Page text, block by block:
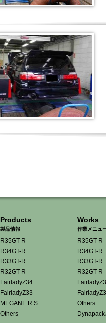
Products
製品情報
R35GT-R
R34GT-R
R33GT-R
R32GT-R
FairladyZ34
FairladyZ33
MEGANE R.S.
Others
Works
作業メニュ
R35GT-R
R34GT-R
R33GT-R
R32GT-R
Others
Dynapack